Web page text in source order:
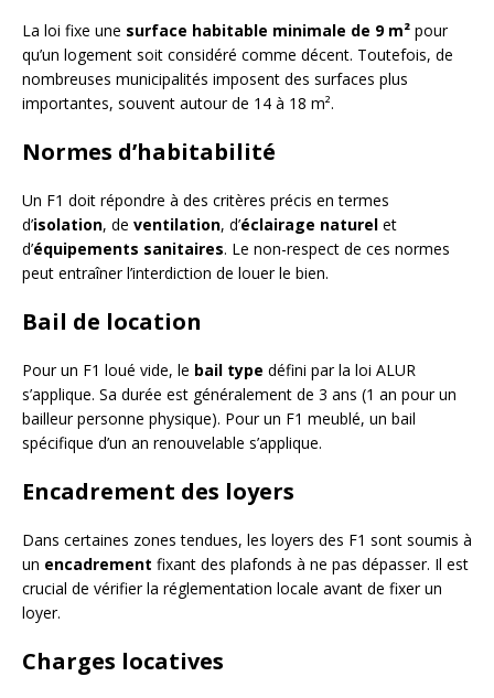
La loi fixe une surface habitable minimale de 9 m² pour
qu’un logement soit considéré comme décent. Toutefois, de
nombreuses municipalités imposent des surfaces plus
importantes, souvent autour de 14 à 18 m².
Normes d’habitabilité
Un F1 doit répondre à des critères précis en termes
d’isolation, de ventilation, d’éclairage naturel et
d’équipements sanitaires. Le non-respect de ces normes
peut entraîner l’interdiction de louer le bien.
Bail de location
Pour un F1 loué vide, le bail type défini par la loi ALUR
s’applique. Sa durée est généralement de 3 ans (1 an pour un
bailleur personne physique). Pour un F1 meublé, un bail
spécifique d’un an renouvelable s’applique.
Encadrement des loyers
Dans certaines zones tendues, les loyers des F1 sont soumis à
un encadrement fixant des plafonds à ne pas dépasser. Il est
crucial de vérifier la réglementation locale avant de fixer un
loyer.
Charges locatives